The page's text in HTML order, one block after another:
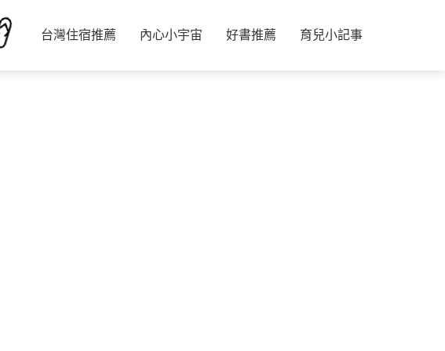
台灣住宿推薦 內心小宇宙 好書推薦 育兒小記事